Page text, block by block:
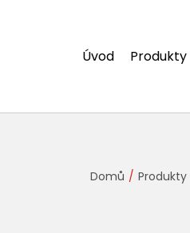
Úvod Produkty
Domů Produkty